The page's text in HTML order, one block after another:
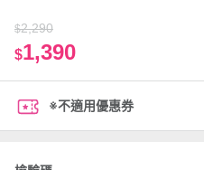
$2,290
$1,390
※不適用優惠券